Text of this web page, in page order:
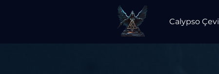
Calypso